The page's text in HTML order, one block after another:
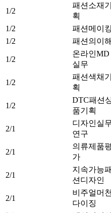
1/2
패션소재기
획
1/2 패션메이킹
1/2
패션의이해
1/2
온라인MD
실무
1/2
패션색채기
획
1/2
DTC패션
품기획
2/1
디자인실
연구
2/1
의류제품평
가
2/1
지속가능패
션디자인
2/1
비주얼머천
다이징